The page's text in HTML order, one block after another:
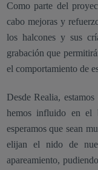
Como parte del
cabo mejoras y
los halcones y sus
grabación que
el comportamiento de
Desde Realia,
hemos influido en el
esperamos que sean
elijan el nido de
apareamiento,